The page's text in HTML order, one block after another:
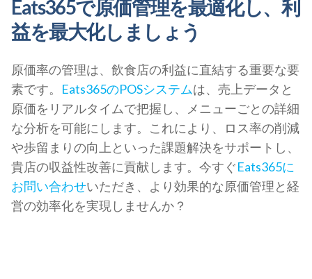
Eats365で原価管理を最適化し、利
益を最大化しましょう
原価率の管理は、飲食店の利益に直結する重要な要
素です。 Eats365のPOSシステムは、売上データと
原価をリアルタイムで把握し、メニューごとの詳細
な分析を可能にします。これにより、ロス率の削減
や歩留まりの向上といった課題解決をサポートし、
貴店の収益性改善に貢献します。今すぐEats365に
お問い合わせいただき、より効果的な原価管理と経
営の効率化を実現しませんか？